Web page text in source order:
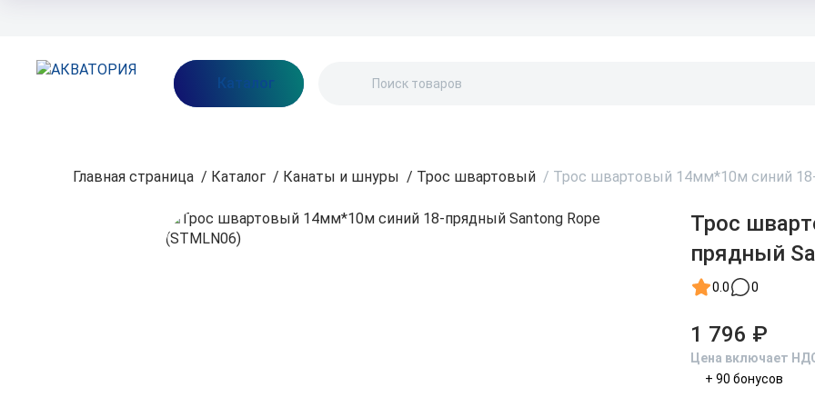
Каталог
Главная страница / Каталог / Канаты и шнуры / Трос швартовый / Трос швартовый 14мм*10м синий
Трос
прядный
0.0 0
1 796 ₽
Цена включает
+ 90 бонусов